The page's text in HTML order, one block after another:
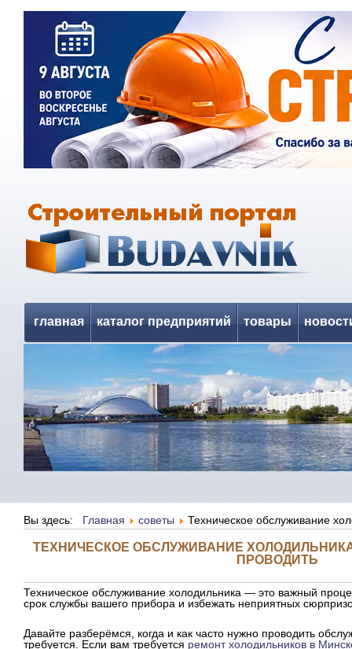
главная каталог предприятий товары
Вы здесь: Главная советы Техническое обслуживание
ТЕХНИЧЕСКОЕ ОБСЛУЖИВАНИЕ
ПРОВОДИТЬ
Техническое обслуживание холодильника — это важный
срок службы вашего прибора и избежать неприятных
Давайте разберёмся, когда и как часто нужно проводить
требуется. Если вам требуется ремонт холодильников в